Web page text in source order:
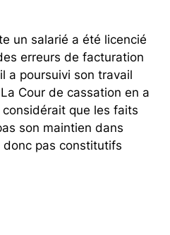
un salarié a été licencié
erreurs de facturation
a poursuivi son travail
Cour de cassation en a
que les faits
son maintien dans
pas constitutifs